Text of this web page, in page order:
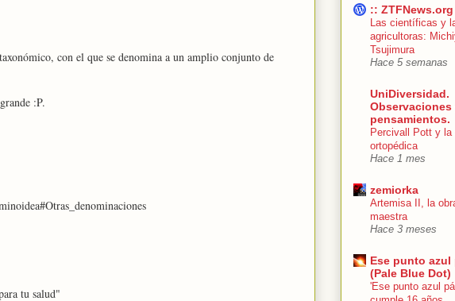
con el que se denomina a un amplio conjunto de
:P.
tu salud"
:: ZTFNews.org
Las científicas y
agricultoras:
Tsujimura
Hace 5 semanas
UniDiversidad.
Observaciones
pensamientos.
Percivall Pott y la
ortopédica
Hace 1 mes
zemiorka
Artemisa II, la
maestra
Hace 3 meses
Ese punto azul
(Pale Blue Dot)
'Ese punto azul